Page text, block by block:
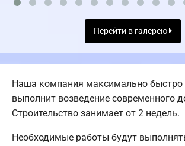
Перейти в галерею
Наша компания максимально быстро
выполнит возведение современного
Строительство занимает от 2 недель.
Необходимые работы будут